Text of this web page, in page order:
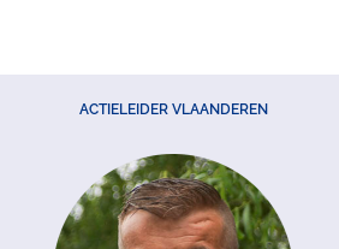
ACTIELEIDER VLAANDEREN